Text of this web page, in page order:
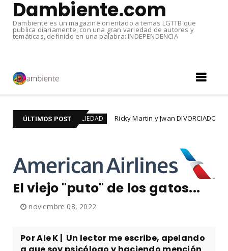
Dambiente.com
Dambiente es un magazine orientado a temas LGTTB que
publica diariamente, con una gran variedad de autores y
temáticas, definido en una palabra: INDEPENDENCIA
ÚLTIMOS POST
#SOCIEDAD Ricky Martin y Jwan DIVORCIADOS. Tras seis
El viejo "puto" de los gatos...
noviembre 08, 2022
Por Ale K | Un lector me escribe, apelando